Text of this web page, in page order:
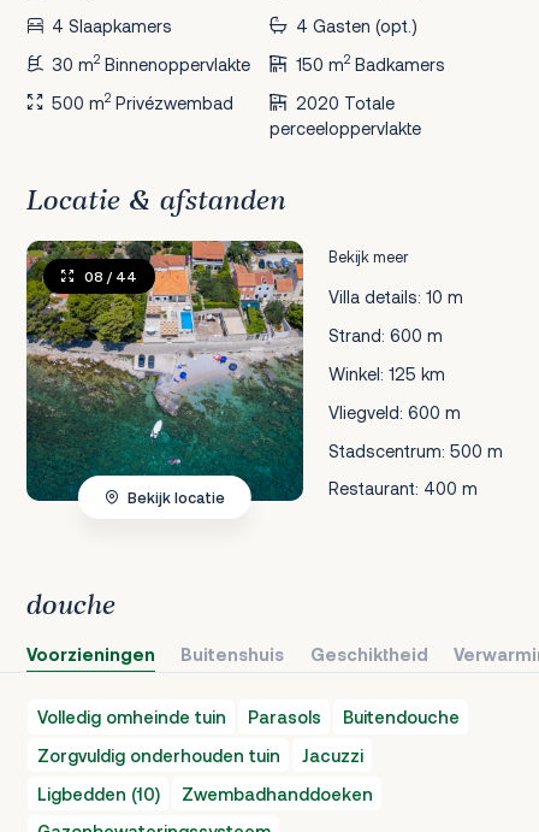
4 Slaapkamers
4 Gasten (opt.)
30 m2 Binnenoppervlakte 150 m2Badkamers
500 m2 Privézwembad
2020 Totale
perceeloppervlakte
Locatie & afstanden
Bekijk meer
Villa details: 10 m
Strand: 600 m
Winkel: 125 km
Vliegveld: 600 m
Stadscentrum: 500 m
Restaurant: 400 m
08 / 44
Bekijk locatie
douche
Voorzieningen Buitenshuis Geschiktheid
Volledig omheinde tuin Parasols
Buitendouche
Zorgvuldig onderhouden tuin
Jacuzzi
Ligbedden (10)
Zwembadhanddoeken